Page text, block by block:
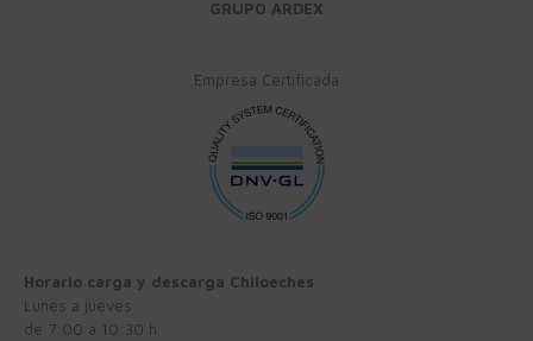
GRUPO ARDEX
Empresa Certificada
Horario carga y descarga Chiloeches
Lunes a jueves:
de 7:00 a 10:30 h.